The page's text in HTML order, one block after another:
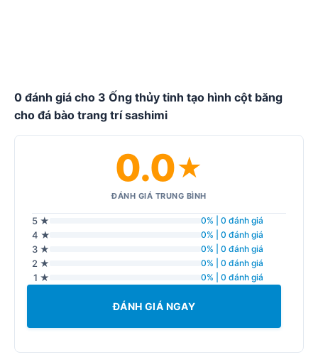
0 đánh giá cho 3 Ống thủy tinh tạo hình cột băng
cho đá bào trang trí sashimi
0.0★
ĐÁNH GIÁ TRUNG BÌNH
5 ★ 0% | 0 đánh giá
4 ★ 0% | 0 đánh giá
3 ★ 0% | 0 đánh giá
2 ★ 0% | 0 đánh giá
1 ★ 0% | 0 đánh giá
ĐÁNH GIÁ NGAY